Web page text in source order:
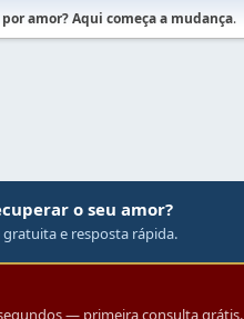
amor? Aqui começa a mudança.
o seu amor?
e resposta rápida.
— primeira consulta grátis.